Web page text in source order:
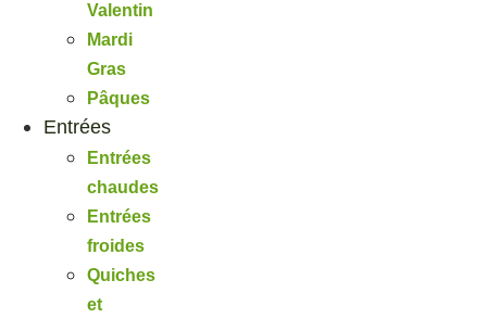
Valentin
Mardi
Gras
Pâques
Entrées
Entrées
chaudes
Entrées
froides
Quiches
et